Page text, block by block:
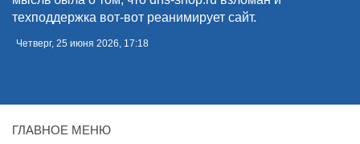
техподдержка вот-вот реанимирует сайт.
Четверг, 25 июня 2026, 17:18
ГЛАВНОЕ МЕНЮ